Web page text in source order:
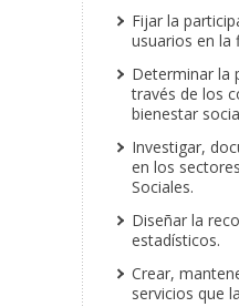
Fijar la
usuarios en la
Determinar la
través de los
bienestar
Investigar,
en los
Sociales.
Diseñar la
estadísticos.
Crear,
servicios que